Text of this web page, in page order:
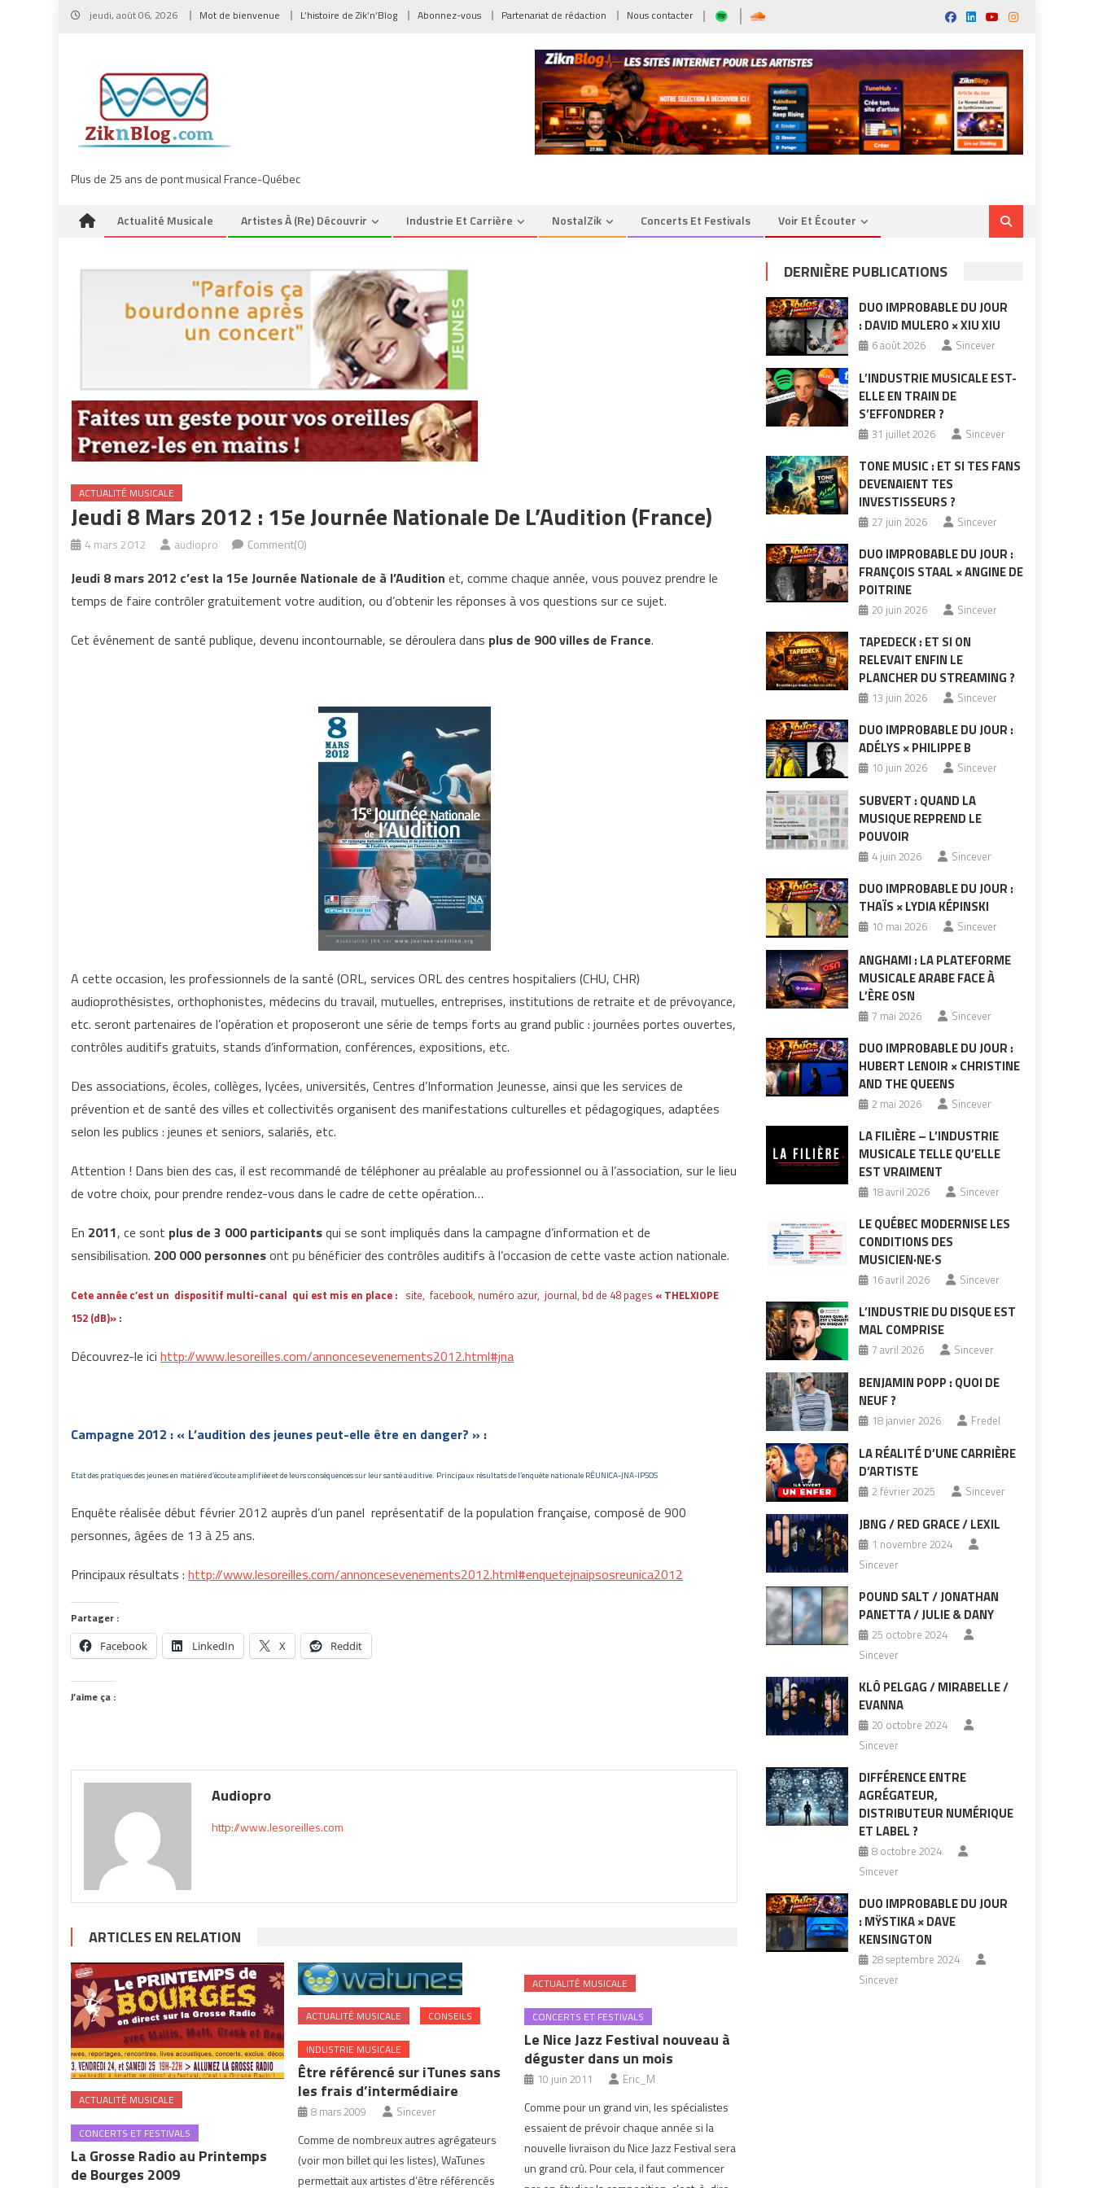
Skip
jeudi, août 06, 2026 Mot de bienvenue L’histoire de Zik’n’Blog Abonnez-vous Partenariat de rédaction Nous contacter
Plus de 25 ans de pont musical France-Québec
Actualité Musicale Artistes À (re) Découvrir Industrie Et Carrière NostalZik Concerts Et Festivals Voir Et Écouter
ACTUALITÉ MUSICALE
Jeudi 8 Mars 2012 : 15e Journée Nationale De L’Audition (France)
4 mars 2012 audiopro Comment(0)
Jeudi 8 mars 2012 c’est la 15e Journée Nationale de à l’Audition et, comme chaque année, vous pouvez prendre le
temps de faire contrôler gratuitement votre audition, ou d’obtenir les réponses à vos questions sur ce sujet.
Cet événement de santé publique, devenu incontournable, se déroulera dans plus de 900 villes de France.
A cette occasion, les professionnels de la santé (ORL, services ORL des centres hospitaliers (CHU, CHR)
audioprothésistes, orthophonistes, médecins du travail, mutuelles, entreprises, institutions de retraite et de prévoyance,
etc. seront partenaires de l’opération et proposeront une série de temps forts au grand public : journées portes ouvertes,
contrôles auditifs gratuits, stands d’information, conférences, expositions, etc.
Des associations, écoles, collèges, lycées, universités, Centres d’Information Jeunesse, ainsi que les services de
prévention et de santé des villes et collectivités organisent des manifestations culturelles et pédagogiques, adaptées
selon les publics : jeunes et seniors, salariés, etc.
Attention ! Dans bien des cas, il est recommandé de téléphoner au préalable au professionnel ou à l’association, sur le lieu
de votre choix, pour prendre rendez-vous dans le cadre de cette opération…
En 2011, ce sont plus de 3 000 participantsqui se sont impliqués dans la campagne d’information et de
sensibilisation. 200 000 personnesont pu bénéficier des contrôles auditifs à l’occasion de cette vaste action nationale.
Cete année c’est un dispositif multi-canal qui est mis en place : site, facebook, numéro azur, journal, bd de 48 pages « THELXIOPE
152 (dB)» :
Découvrez-le ici http://www.lesoreilles.com/annoncesevenements2012.html#jna
Campagne 2012 : « L’audition des jeunes peut-elle être en danger? » :
Etat des pratiques des jeunes en matière d’écoute amplifiée et de leurs conséquences sur leur santé auditive. Principaux résultats de l’enquête nationale RÉUNICA-JNA-IPSOS
Enquête réalisée début février 2012 auprès d’un panel représentatif de la population française, composé de 900
personnes, âgées de 13 à 25 ans.
Principaux résultats : http://www.lesoreilles.com/annoncesevenements2012.html#enquetejnaipsosreunica2012
Partager :
Facebook LinkedIn X Reddit
J’aime ça :
Audiopro
http://www.lesoreilles.com
ARTICLES EN RELATION
ACTUALITÉ MUSICALE
CONCERTS ET FESTIVALS
La Grosse Radio au Printemps
de Bourges 2009
ACTUALITÉ MUSICALE CONSEILS
INDUSTRIE MUSICALE
Être référencé sur iTunes sans
les frais d’intermédiaire
8 mars 2009 Sincever
Comme de nombreux autres agrégateurs
(voir mon billet qui les listes), WaTunes
permettait aux artistes d’être référencés
ACTUALITÉ MUSICALE
CONCERTS ET FESTIVALS
Le Nice Jazz Festival nouveau à
déguster dans un mois
10 juin 2011 Eric_M
Comme pour un grand vin, les spécialistes
essaient de prévoir chaque année si la
nouvelle livraison du Nice Jazz Festival sera
un grand crû. Pour cela, il faut commencer
DERNIÈRE PUBLICATIONS
DUO IMPROBABLE DU JOUR
: DAVID MULERO × XIU XIU
6 août 2026 Sincever
L’INDUSTRIE MUSICALE EST-
ELLE EN TRAIN DE
S’EFFONDRER ?
31 juillet 2026 Sincever
TONE MUSIC : ET SI TES FANS
DEVENAIENT TES
INVESTISSEURS ?
27 juin 2026 Sincever
DUO IMPROBABLE DU JOUR :
FRANÇOIS STAAL × ANGINE DE
POITRINE
20 juin 2026 Sincever
TAPEDECK : ET SI ON
RELEVAIT ENFIN LE
PLANCHER DU STREAMING ?
13 juin 2026 Sincever
DUO IMPROBABLE DU JOUR :
ADÉLYS × PHILIPPE B
10 juin 2026 Sincever
SUBVERT : QUAND LA
MUSIQUE REPREND LE
POUVOIR
4 juin 2026 Sincever
DUO IMPROBABLE DU JOUR :
THAÏS × LYDIA KÉPINSKI
10 mai 2026 Sincever
ANGHAMI : LA PLATEFORME
MUSICALE ARABE FACE À
L’ÈRE OSN
7 mai 2026 Sincever
DUO IMPROBABLE DU JOUR :
HUBERT LENOIR × CHRISTINE
AND THE QUEENS
2 mai 2026 Sincever
LA FILIÈRE – L’INDUSTRIE
MUSICALE TELLE QU’ELLE
EST VRAIMENT
18 avril 2026 Sincever
LE QUÉBEC MODERNISE LES
CONDITIONS DES
MUSICIEN·NE·S
16 avril 2026 Sincever
L’INDUSTRIE DU DISQUE EST
MAL COMPRISE
7 avril 2026 Sincever
BENJAMIN POPP : QUOI DE
NEUF ?
18 janvier 2026 Fredel
LA RÉALITÉ D’UNE CARRIÈRE
D’ARTISTE
2 février 2025 Sincever
JBNG / RED GRACE / LEXIL
1 novembre 2024
Sincever
POUND SALT / JONATHAN
PANETTA / JULIE & DANY
25 octobre 2024
Sincever
KLÔ PELGAG / MIRABELLE /
EVANNA
20 octobre 2024
Sincever
DIFFÉRENCE ENTRE
AGRÉGATEUR,
DISTRIBUTEUR NUMÉRIQUE
ET LABEL ?
8 octobre 2024
Sincever
DUO IMPROBABLE DU JOUR
: MŸSTIKA × DAVE
KENSINGTON
28 septembre 2024
Sincever